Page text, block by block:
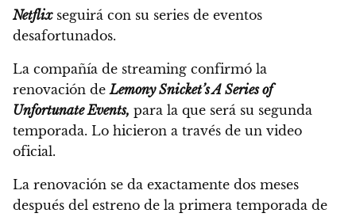
Netflixseguirá con su series de eventos
desafortunados.
La compañía de streaming confirmó la
renovación deLemony Snicket’s A Series of
Unfortunate Events, para la que será su segunda
temporada. Lo hicieron a través de un video
oficial.
La renovación se da exactamente dos meses
después del estreno de la primera temporada de